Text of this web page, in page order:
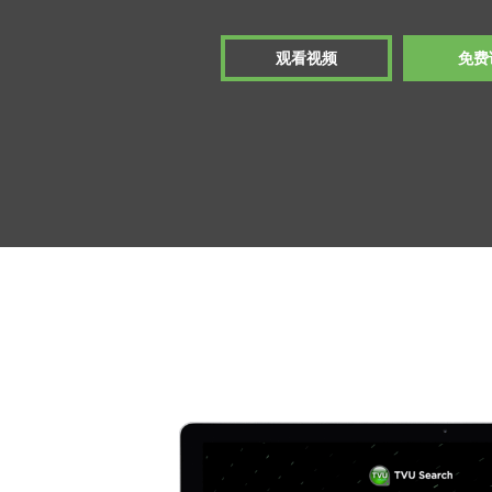
观看视频 免